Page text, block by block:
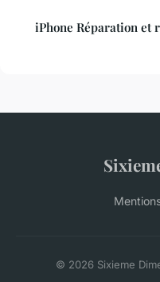
iPhone Réparation et
© 2026 Sixieme